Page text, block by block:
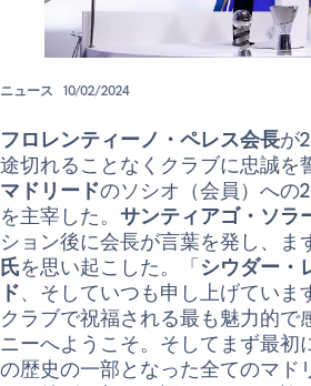
ニュース 10/02/2024
フロレンティーノ・ペレス会長が
途切れることなくクラブに忠誠を
マドリードのソシオ（会員）への
を主宰した。 サンティアゴ・ソラ
ション後に会長が言葉を発し、ま
氏を思い起こした。「 シウダー・
ド、そしていつも申し上げていま
クラブで祝福される最も魅力的で
ニーへようこそ。そしてまず最初
の歴史の一部となった全てのマド